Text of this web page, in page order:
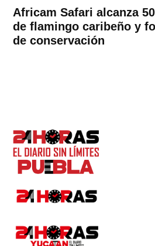
Africam Safari alcanza
de flamingo caribeño y
de conservación